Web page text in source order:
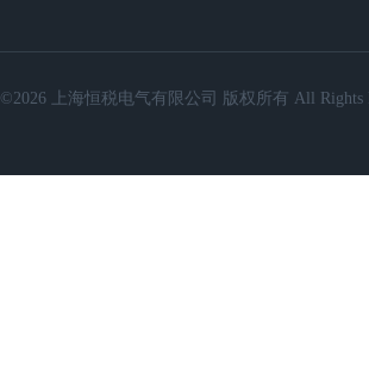
©2026 上海恒税电气有限公司 版权所有 All Rights